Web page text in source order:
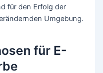
für den Erfolg der
Umgebung.
für E-